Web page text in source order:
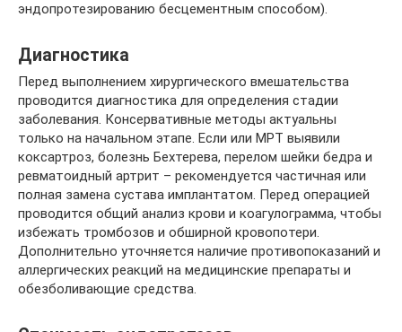
эндопротезированию бесцементным способом).
Диагностика
Перед выполнением хирургического вмешательства
проводится диагностика для определения стадии
заболевания. Консервативные методы актуальны
только на начальном этапе. Если или МРТ выявили
коксартроз, болезнь Бехтерева, перелом шейки бедра и
ревматоидный артрит – рекомендуется частичная или
полная замена сустава имплантатом. Перед операцией
проводится общий анализ крови и коагулограмма, чтобы
избежать тромбозов и обширной кровопотери.
Дополнительно уточняется наличие противопоказаний и
аллергических реакций на медицинские препараты и
обезболивающие средства.